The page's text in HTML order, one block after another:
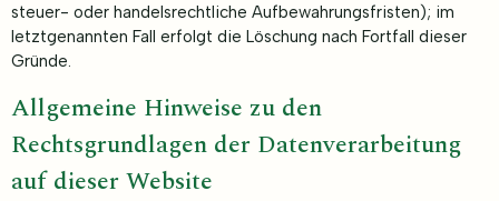
steuer- oder handelsrechtliche Aufbewahrungsfristen); im
letztgenannten Fall erfolgt die Löschung nach Fortfall dieser
Gründe.
Allgemeine Hinweise zu den
Rechtsgrundlagen der Datenverarbeitung
auf dieser Website